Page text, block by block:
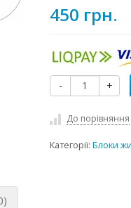
450 грн.
- +
До порівняння
Категорії:Блоки